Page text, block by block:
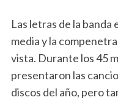
Las letras de la banda
media y la
vista. Durante los 45
presentaron las
discos del año, pero